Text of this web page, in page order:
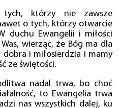
którzy nie zawsze
o tych, którzy otwarcie
duchu Ewangelii i miłości
wierząc, że Bóg ma dla
dobra i miłosierdzia i mamy
ze świętości.
nadal trwa, bo choć
to Ewangelia trwa
nas wszystkich dalej, ku